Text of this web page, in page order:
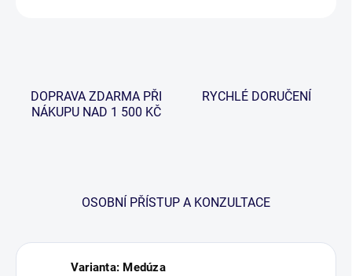
DOPRAVA ZDARMA PŘI
NÁKUPU NAD 1 500 KČ
RYCHLÉ DORUČENÍ
OSOBNÍ PŘÍSTUP A KONZULTACE
Varianta: Medúza